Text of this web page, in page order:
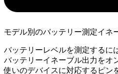
モデル別のバッテリー測定イネ
バッテリーレベルを測定するに
バッテリーイネーブル出力をオ
使いのデバイスに対応するピン